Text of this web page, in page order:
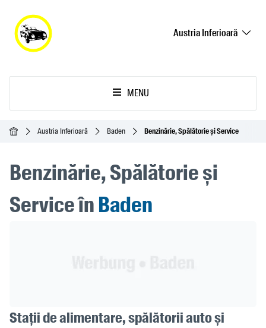
Austria Inferioară
MENU
Acasă Austria Inferioară Baden Benzinărie, Spălătorie și Service
Benzinărie, Spălătorie și
Service înBaden
Stații de alimentare, spălătorii auto și